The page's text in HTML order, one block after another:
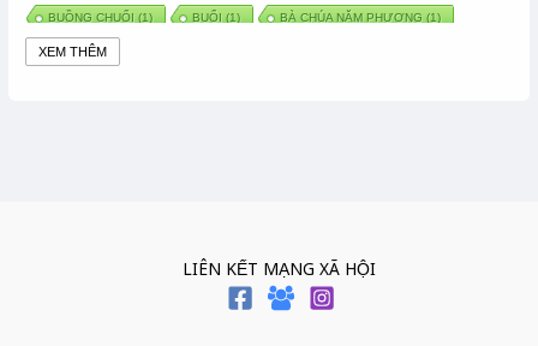
BUỒNG CHUỐI (1) BUỔI (1) BÀ CHÚA NĂM PHƯƠNG (1)
BÀ CHÚA THÀNH ĐÔNG
BÁNH CHƯNG BÁNH DẦY
BÁNH TRÁNG (1) BÁNH TRÔI BÁNH CHAY
XEM THÊM
LIÊN KẾT MẠNG XÃ HỘI